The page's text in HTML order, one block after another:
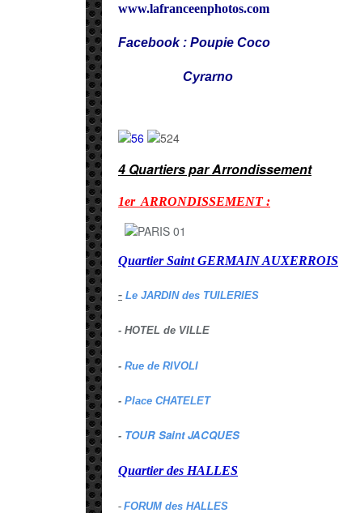
www.lafranceenphotos.com
Facebook : Poupie Coco
Cyrarno
4 Quartiers par Arrondissement
1er ARRONDISSEMENT :
Quartier Saint GERMAIN AUXERROIS
- Le JARDIN des TUILERIES
- HOTEL de VILLE
- Rue de RIVOLI
- Place CHATELET
- TOUR Saint JACQUES
Quartier des HALLES
- FORUM des HALLES